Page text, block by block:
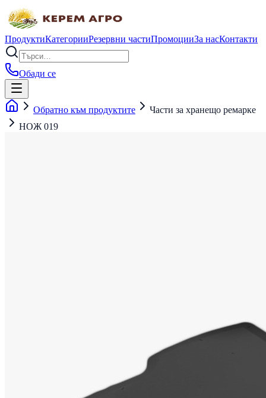
ПродуктиКатегорииРезервни частиПромоцииЗа насКонтакти
Обади се
Обратно към продуктите
Части за хранещо ремарке
НОЖ 019